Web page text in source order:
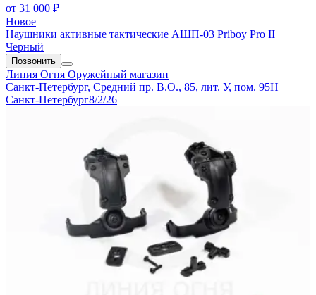
от 31 000 ₽
Новое
Наушники активные тактические АШП-03 Priboy Pro II
Черный
Позвонить
Линия Огня Оружейный магазин
Санкт-Петербург, Средний пр. В.О., 85, лит. У, пом. 95Н
Санкт-Петербург8/2/26